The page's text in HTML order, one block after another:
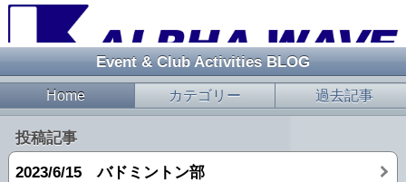
Event & Club Activities BLOG
Home カテゴリー 過去記事
投稿記事
2023/6/15 バドミントン部